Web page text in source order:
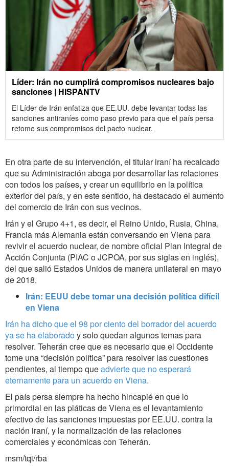
Líder: Irán no cumplirá compromisos nucleares bajo
sanciones | HISPANTV
El Líder de Irán enfatiza que EE.UU. debe levantar todas las
sanciones antiraníes como paso previo para que el país persa
retome sus compromisos del pacto nuclear.
En otra parte de su intervención, el titular iraní ha recalcado
que su Administración aboga por desarrollar las relaciones
con todos los países, y crear un equilibrio en la política
exterior del país, y en este sentido, ha destacado el aumento
del comercio de Irán con sus vecinos.
Irán y el Grupo 4+1, es decir, el Reino Unido, Rusia, China,
Francia más Alemania están conversando en Viena para
revivir el acuerdo nuclear, de nombre oficial Plan Integral de
Acción Conjunta (PIAC o JCPOA, por sus siglas en inglés),
del que salió Estados Unidos de manera unilateral en mayo
de 2018.
Irán: EEUU debe tomar una decisión política difícil
en Viena
Irán ha dicho que el 98 por ciento del borrador del acuerdo
ya se ha elaborado y solo quedan algunos temas para
resolver. Teherán cree que es necesario que el Occidente
tome una “decisión política” para resolver las cuestiones
pendientes, al tiempo queadvierte que no esperará
eternamente para un acuerdo en Viena.
El país persa siempre ha hecho hincapié en que lo
primordial en las pláticas de Viena es el levantamiento
efectivo de las sanciones impuestas por EE.UU. contra la
nación iraní, y la normalización de las relaciones
comerciales y económicas con Teherán.
msm/tqi/rba